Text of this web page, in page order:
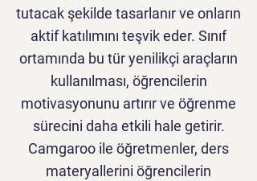
tutacak şekilde tasarlanır ve onların
aktif katılımını teşvik eder. Sınıf
ortamında bu tür yenilikçi araçların
kullanılması, öğrencilerin
motivasyonunu artırır ve öğrenme
sürecini daha etkili hale getirir.
Camgaroo ile öğretmenler, ders
materyallerini öğrencilerin